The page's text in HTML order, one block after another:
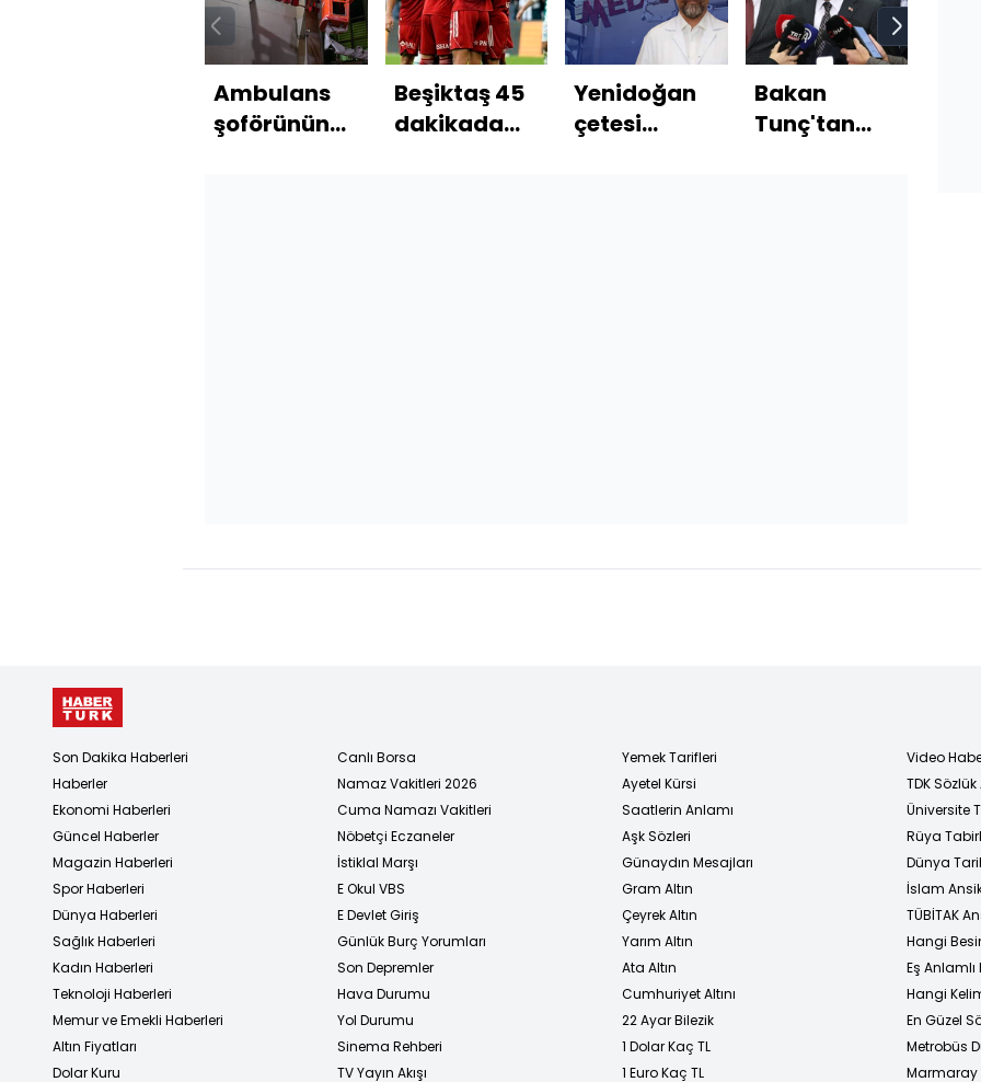
Ambulans
şoförünün
Beşiktaş 45
dakikada
Yenidoğan
çetesi
Bakan
Tunç'tan
Son Dakika Haberleri
Haberler
Ekonomi Haberleri
Güncel Haberler
Magazin Haberleri
Spor Haberleri
Dünya Haberleri
Sağlık Haberleri
Kadın Haberleri
Teknoloji Haberleri
Memur ve Emekli Haberleri
Altın Fiyatları
Dolar Kuru
Canlı Borsa
Namaz Vakitleri 2026
Cuma Namazı Vakitleri
Nöbetçi Eczaneler
İstiklal Marşı
E Okul VBS
E Devlet Giriş
Günlük Burç Yorumları
Son Depremler
Hava Durumu
Yol Durumu
Sinema Rehberi
TV Yayın Akışı
Yemek Tarifleri
Ayetel Kürsi
Saatlerin Anlamı
Aşk Sözleri
Günaydın Mesajları
Gram Altın
Çeyrek Altın
Yarım Altın
Ata Altın
Cumhuriyet Altını
22 Ayar Bilezik
1 Dolar Kaç TL
1 Euro Kaç TL
Video
TDK
Üniversite
Rüya
Dünya
İslam
TÜBİTAK
Hangi
Eş
Hangi
En Güzel
Metrobüs
Marmaray